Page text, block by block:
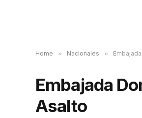
Home » Nacionales »
Embajada
Asalto